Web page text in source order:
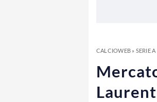
CALCIOWEB» SERIE A